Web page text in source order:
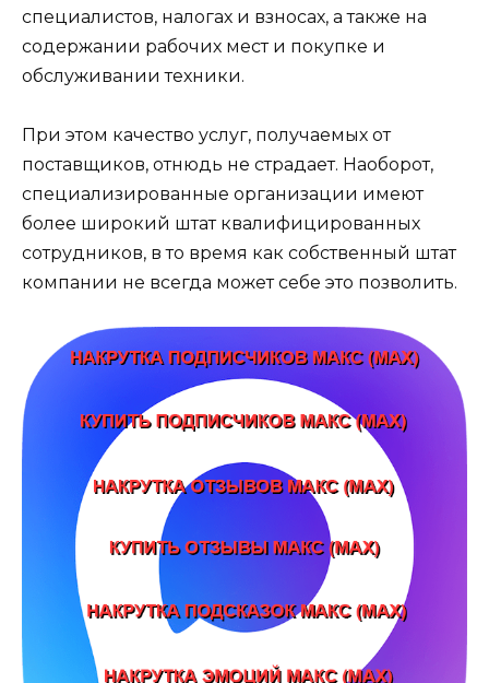
специалистов, налогах и взносах, а также на
содержании рабочих мест и покупке и
обслуживании техники.
При этом качество услуг, получаемых от
поставщиков, отнюдь не страдает. Наоборот,
специализированные организации имеют
более широкий штат квалифицированных
сотрудников, в то время как собственный штат
компании не всегда может себе это позволить.